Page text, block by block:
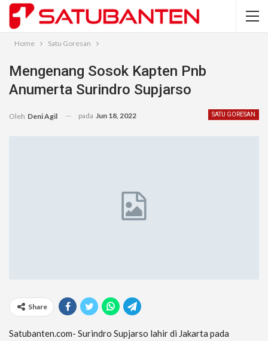
Home Satu Goresan
Mengenang Sosok Kapten Pnb
Anumerta Surindro Supjarso
SATU GORESAN
Oleh Deni Agil pada Jun 18, 2022
Share
Satubanten.com- Surindro Supjarso lahir di Jakarta pada